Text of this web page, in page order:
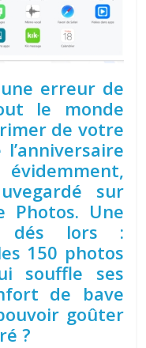
une erreur de
le monde
de votre
sur
Photos. Une
dés lors :
150 photos
souffle ses
de bave
goûter
?